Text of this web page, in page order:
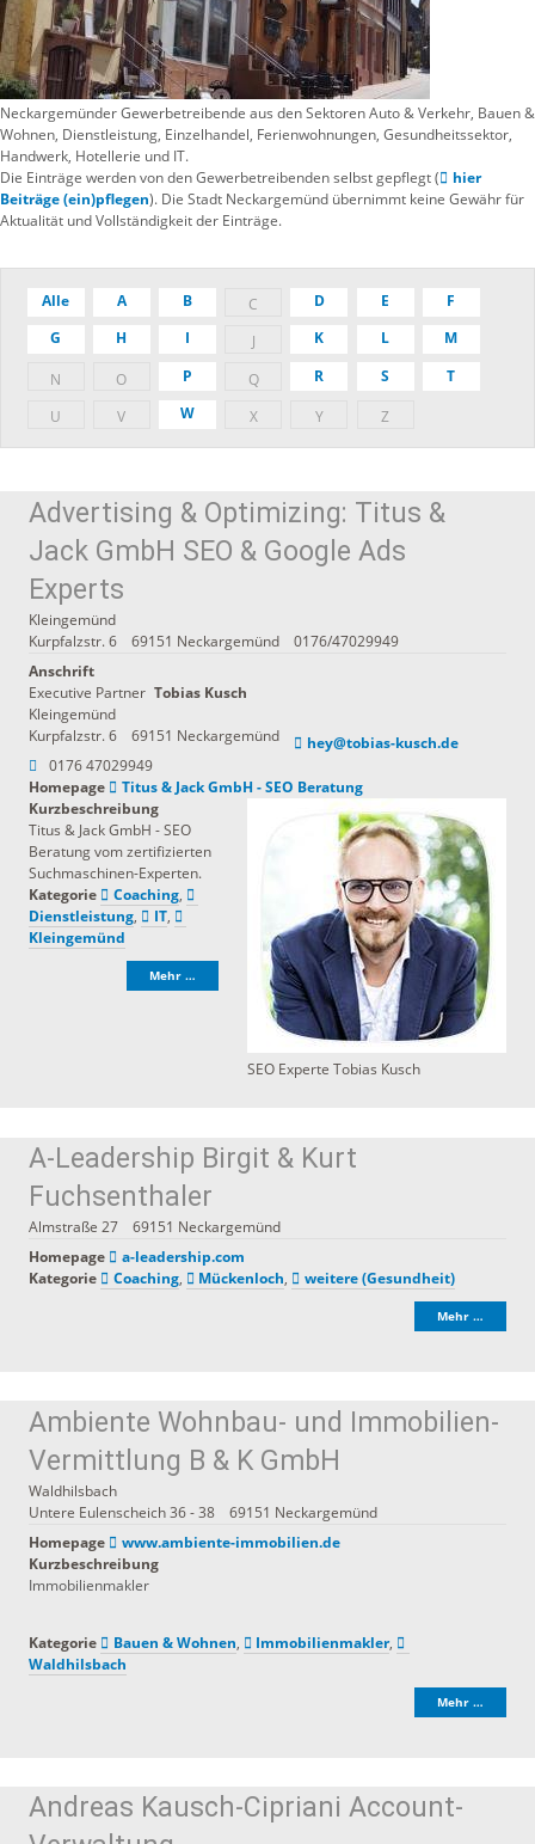
Neckargemünder Gewerbetreibende aus den Sektoren Auto & Verkehr, Bauen &
Wohnen, Dienstleistung, Einzelhandel, Ferienwohnungen, Gesundheitssektor,
Handwerk, Hotellerie und IT.
Die Einträge werden von den Gewerbetreibenden selbst gepflegt (
hier
Beiträge (ein)pflegen). Die Stadt Neckargemünd übernimmt keine Gewähr für
Aktualität und Vollständigkeit der Einträge.
Alle A B C D E
F
G
H I J K L M
N O P Q R S T
U V W X Y Z
Advertising & Optimizing: Titus &
Jack GmbH SEO & Google Ads
Experts
Kleingemünd
Kurpfalzstr. 6
69151 Neckargemünd
0176/47029949
Anschrift
Executive Partner Tobias Kusch
Kleingemünd
Kurpfalzstr. 6
69151 Neckargemünd
hey@tobias-kusch.de
0176 47029949
Homepage
Titus & Jack GmbH - SEO Beratung
SEO Experte Tobias Kusch
Kurzbeschreibung
Titus & Jack GmbH - SEO
Beratung vom zertifizierten
Suchmaschinen-Experten.
Kategorie
Coaching,
Dienstleistung, IT,
Kleingemünd
Mehr …
A-Leadership Birgit & Kurt
Fuchsenthaler
Almstraße 27 69151 Neckargemünd
Homepage
a-leadership.com
Kategorie
Coaching, Mückenloch, weitere (Gesundheit)
Mehr …
Ambiente Wohnbau- und Immobilien-
Vermittlung B & K GmbH
Waldhilsbach
Untere Eulenscheich 36 - 38
69151 Neckargemünd
Homepage
www.ambiente-immobilien.de
Kurzbeschreibung
Immobilienmakler
Kategorie Bauen & Wohnen, Immobilienmakler,
Waldhilsbach
Mehr …
Andreas Kausch-Cipriani Account-